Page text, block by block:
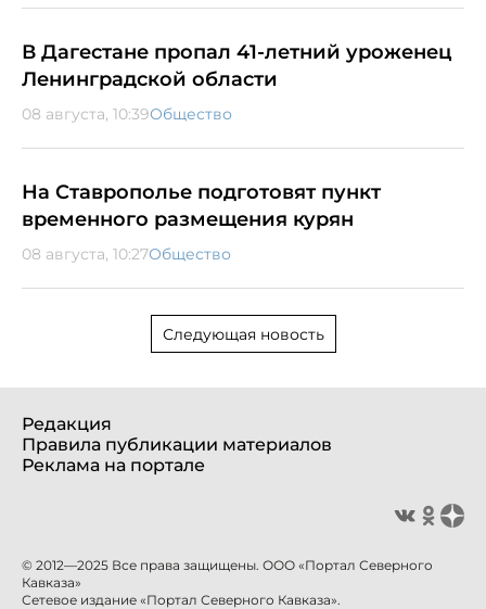
В Дагестане пропал 41-летний уроженец
Ленинградской области
08 августа, 10:39Общество
На Ставрополье подготовят пункт
временного размещения курян
08 августа, 10:27Общество
Следующая новость
Редакция
Правила публикации материалов
Реклама на портале
© 2012—2025 Все права защищены. ООО «Портал Северного
Кавказа»
Сетевое издание «Портал Северного Кавказа».